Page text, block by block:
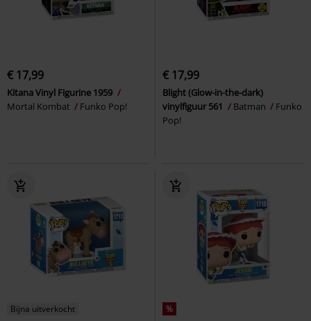
€ 17,99
Kitana Vinyl Figurine 1959
Mortal Kombat
Funko Pop!
€ 17,99
Blight (Glow-in-the-dark)
vinylfiguur 561
Batman
Funko
Pop!
Bijna uitverkocht %